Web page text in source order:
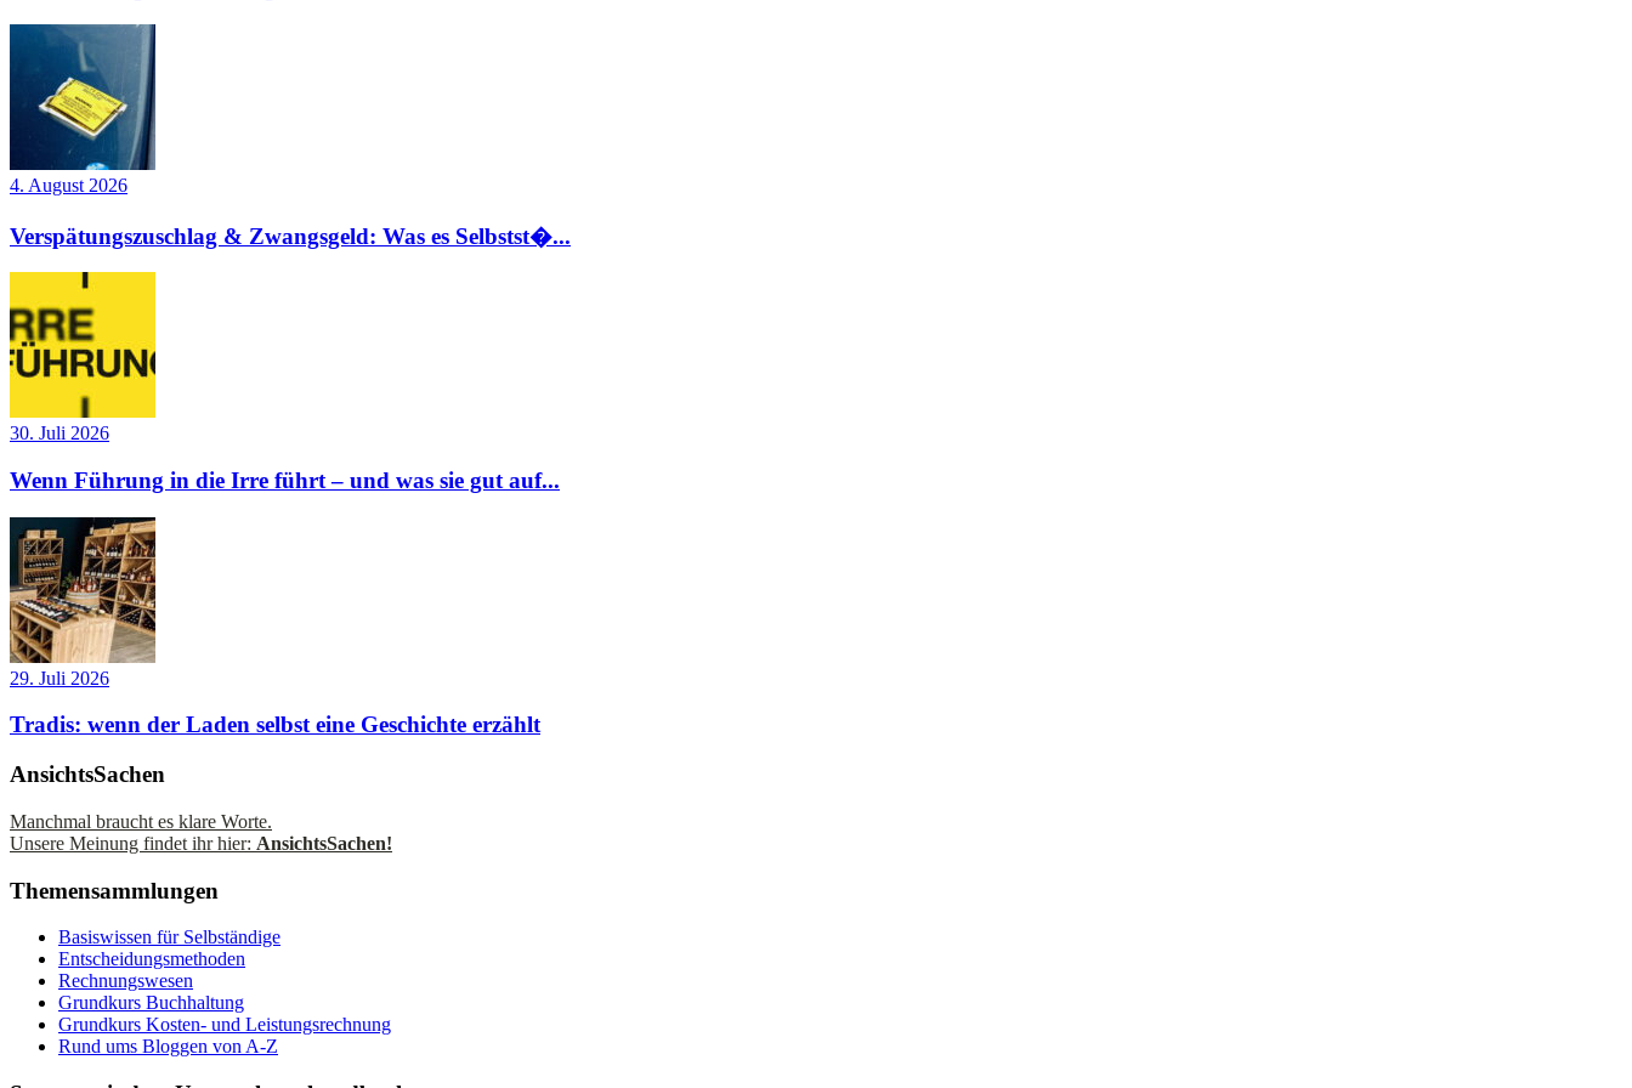
4. August 2026
Verspätungszuschlag & Zwangsgeld: Was es Selbstst�...
30. Juli 2026
Wenn Führung in die Irre führt – und was sie gut auf...
29. Juli 2026
Tradis: wenn der Laden selbst eine Geschichte erzählt
AnsichtsSachen
Manchmal braucht es klare Worte.
Unsere Meinung findet ihr hier: AnsichtsSachen!
Themensammlungen
Basiswissen für Selbständige
Entscheidungsmethoden
Rechnungswesen
Grundkurs Buchhaltung
Grundkurs Kosten- und Leistungsrechnung
Rund ums Bloggen von A-Z